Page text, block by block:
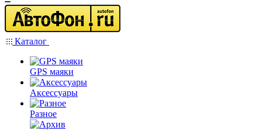
Каталог
GPS маяки
Аксессуары
Разное